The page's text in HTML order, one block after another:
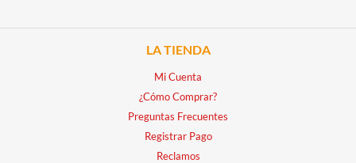
LA TIENDA
Mi Cuenta
¿Cómo Comprar?
Preguntas Frecuentes
Registrar Pago
Reclamos